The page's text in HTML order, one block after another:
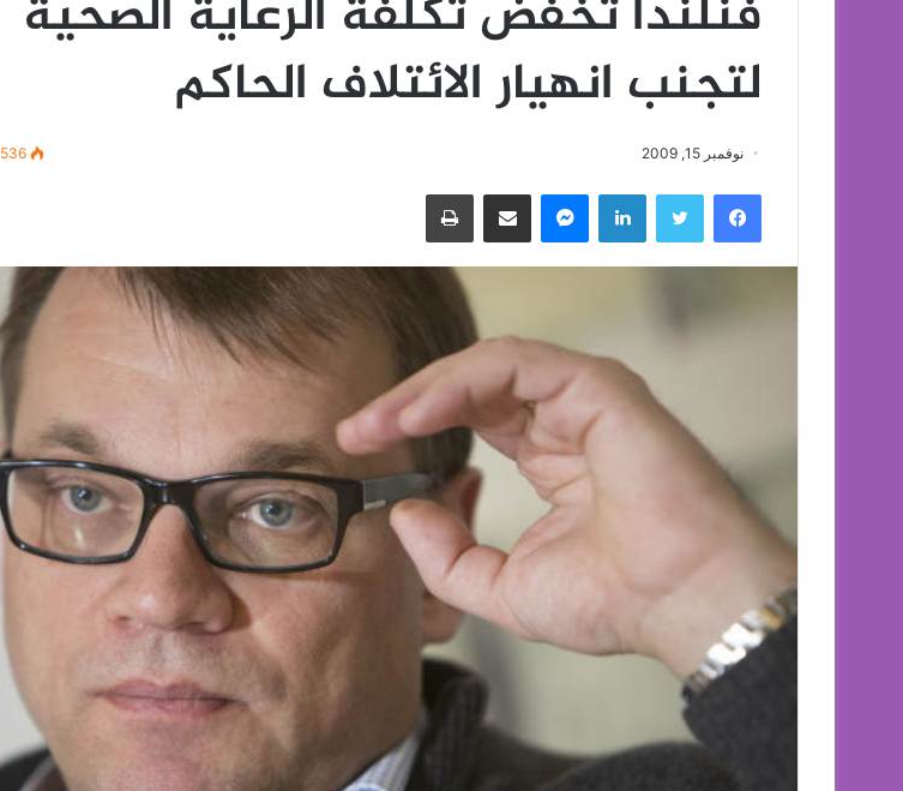
فنلندا تخفض تكلفة الرعاية الصحية
لتجنب انهيار الائتلاف الحاكم
نوفمبر 15, 2009 536
فيسبوك تويتر لينكدإن ماسنجر مشاركة عبر البريد طباعة